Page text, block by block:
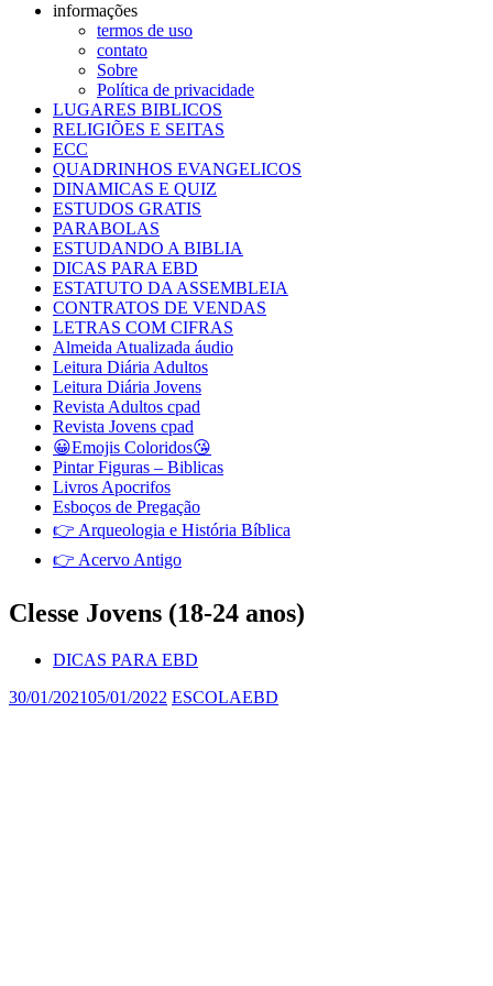
informações
termos de uso
contato
Sobre
Política de privacidade
LUGARES BIBLICOS
RELIGIÕES E SEITAS
ECC
QUADRINHOS EVANGELICOS
DINAMICAS E QUIZ
ESTUDOS GRATIS
PARABOLAS
ESTUDANDO A BIBLIA
DICAS PARA EBD
ESTATUTO DA ASSEMBLEIA
CONTRATOS DE VENDAS
LETRAS COM CIFRAS
Almeida Atualizada áudio
Leitura Diária Adultos
Leitura Diária Jovens
Revista Adultos cpad
Revista Jovens cpad
😀Emojis Coloridos😘
Pintar Figuras – Biblicas
Livros Apocrifos
Esboços de Pregação
👉 Arqueologia e História Bíblica
👉 Acervo Antigo
Clesse Jovens (18-24 anos)
DICAS PARA EBD
30/01/202105/01/2022 ESCOLAEBD